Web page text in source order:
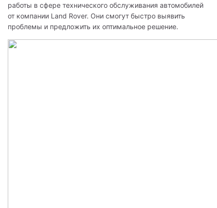
работы в сфере технического обслуживания автомобилей
от компании Land Rover. Они смогут быстро выявить
проблемы и предложить их оптимальное решение.